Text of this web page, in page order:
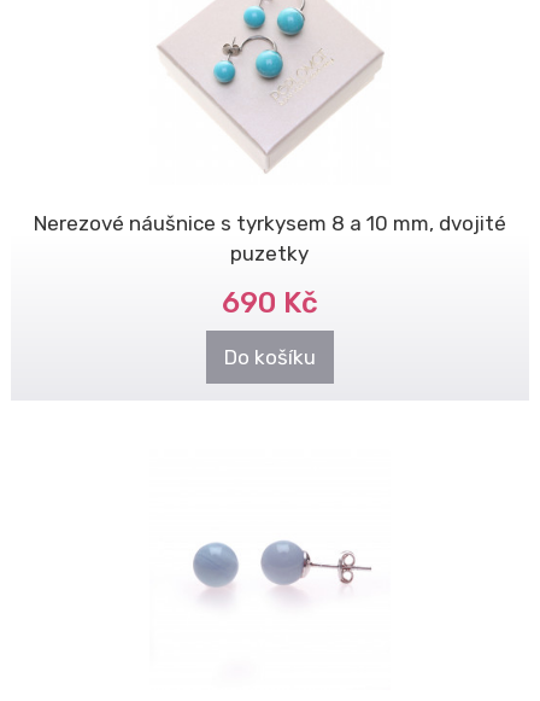
Nerezové náušnice s tyrkysem 8 a 10 mm, dvojité
puzetky
690 Kč
Do košíku